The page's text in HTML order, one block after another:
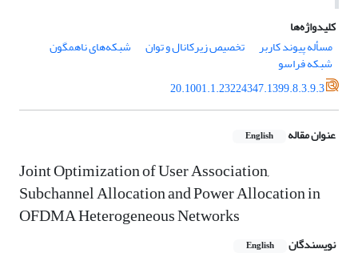
کلیدواژه‌ها
مسأله پیوند کاربر‍‍‍‍‍‍‍
تخصیص زیرکانال و توان شبکه‌های ناهمگون
شبکه فراسو
20.1001.1.23224347.1399.8.3.9.3
عنوان مقاله English
Joint Optimization of User Association,
Subchannel Allocation and Power Allocation in
OFDMA Heterogeneous Networks
نویسندگان English